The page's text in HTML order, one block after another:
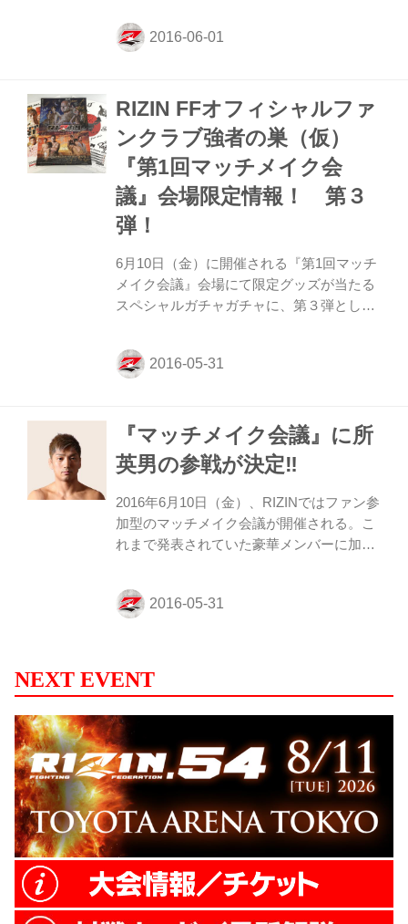
英男に続いての現役ファイターの登場だ！
またこの決定を受け、このイベントへのお
できるチャンス！ オフィシャルファンクラ
ブ会員になってこのイベントに参加しよ
う‼︎ 昨年、大晦日の「RIZIN FIGHTING
WORLD GRAND-PRIX 2015」では、クロ
ン・グレイシーに敗れたものの、名勝負を
繰り広げた。RIZINでの次なる戦いに注目
が集まる！...
RIZIN FFオフィシャルファ
ンクラブ強者の巣（仮）
『第1回マッチメイク会
議』会場限定情報！ 第３
弾！
6月10日（金）に開催される『第1回マッチ
メイク会議』会場にて限定グッズが当たる
スペシャルガチャガチャに、第３弾として
ターを追加！ ポスターは『RIZIN
FIGHTING WORLD GP2015』、
超プレミアグッズ！ オフィシャルファンク
ラブ会員になってこのイベントに参加しよ
う‼︎ 『第1回マッチメイク会議』スペシャル
ガチャガチャ賞品の第３弾を公開！！
RIZIN出場選手の直筆サイン入り大会ポス
ター ■RIZIN FFオフィシャルファンクラブ
『マッチメイク会議』に所
英男の参戦が決定‼︎
2016年6月10日（金）、RIZINではファン参
加型のマッチメイク会議が開催される。こ
れまで発表されていた豪華メンバーに加
ター所英男の参戦が決定した！ あなたが選
んだ夢の対戦カードを実現させるチャン
オフィシャルファンクラブサイト強者の巣
（仮） 【第1回マッチメイク会議】 □日時
2016年6月10日（金）18：00開場 19：00開
始（予定） □会場 東京都港区近辺（当選の
方に別途、詳細をご連絡いたします。） □
参加者 RIZIN実行委員長 榊原信行 RIZI...
NEXT EVENT